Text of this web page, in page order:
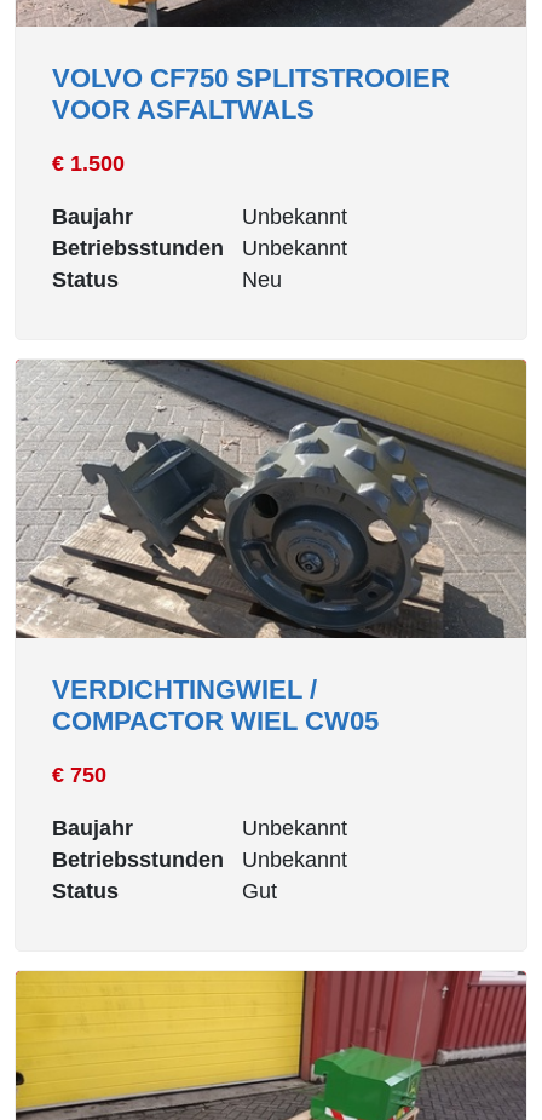
VOLVO CF750 SPLITSTROOIER
VOOR ASFALTWALS
€ 1.500
Baujahr
Unbekannt
Betriebsstunden
Unbekannt
Status
Neu
VERDICHTINGWIEL /
COMPACTOR WIEL CW05
€ 750
Baujahr
Unbekannt
Betriebsstunden
Unbekannt
Status
Gut